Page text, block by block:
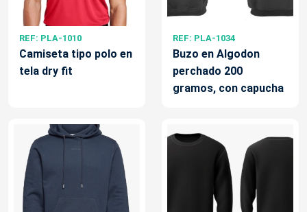
REF: PLA-1010
Camiseta tipo polo en
tela dry fit
REF: PLA-1034
Buzo en Algodon
perchado 200
gramos, con capucha